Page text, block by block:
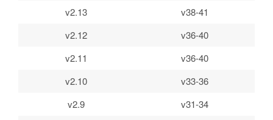
v2.13
v38-41
v2.12
v36-40
v2.11
v36-40
v2.10
v33-36
v2.9
v31-34